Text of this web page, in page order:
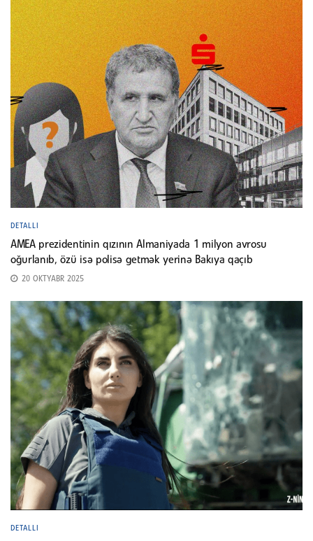
DETALLI
AMEA prezidentinin qızının Almaniyada 1 milyon avrosu
oğurlanıb, özü isə polisə getmək yerinə Bakıya qaçıb
20 OKTYABR 2025
DETALLI